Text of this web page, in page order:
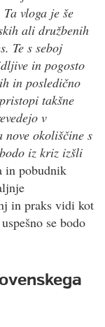
vloga je še
ali družbenih
Te s seboj
in pogosto
in posledično
takšne
v
okoliščine s
iz kriz izšli
in pobudnik
in praks vidi kot
se bodo